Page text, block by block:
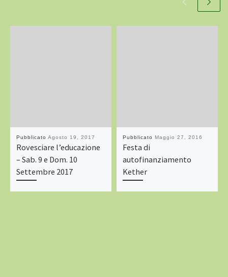
Pubblicato Agosto 19, 2017
Rovesciare l’educazione
– Sab. 9 e Dom. 10
Settembre 2017
Pubblicato Maggio 27, 2016
Festa di
autofinanziamento
Kether